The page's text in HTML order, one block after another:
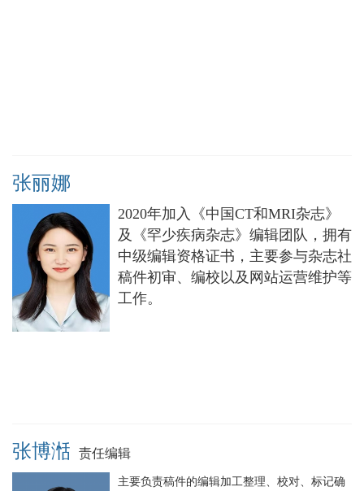
张丽娜
2020年加入《中国CT和MRI杂志》
及《罕少疾病杂志》编辑团队，拥有
中级编辑资格证书，主要参与杂志社
稿件初审、编校以及网站运营维护等
工作。
张博湉 责任编辑
主要负责稿件的编辑加工整理、校对、标记确